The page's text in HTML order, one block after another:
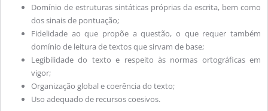
Domínio de estruturas sintáticas próprias da escrita, bem como
dos sinais de pontuação;
Fidelidade ao que propõe a questão, o que requer também
domínio de leitura de textos que sirvam de base;
Legibilidade do texto e respeito às normas ortográficas em
vigor;
Organização global e coerência do texto;
Uso adequado de recursos coesivos.